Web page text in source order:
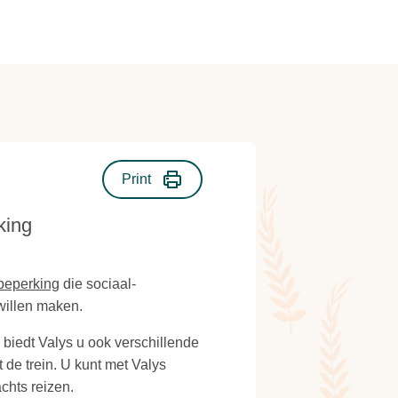
Print
die sociaal-
maken.
Valys u ook verschillende
trein. U kunt met Valys
reizen.